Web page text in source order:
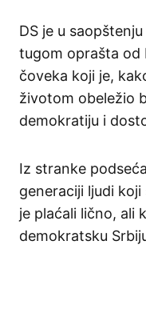
DS je u
tugom oprašta od
čoveka koji je,
životom obeležio
demokratiju i
Iz stranke
generaciji ljudi
je plaćali lično, ali
demokratsku